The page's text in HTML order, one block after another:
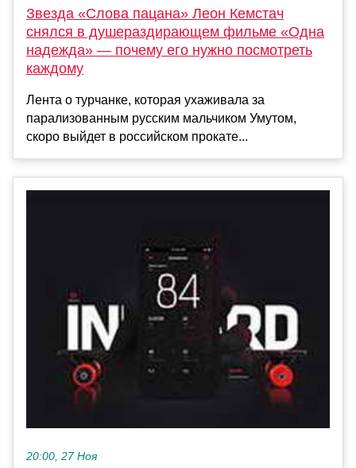
Звезда «Слова пацана» Леон Кемстач
снялся в душераздирающем фильме «Одна
надежда» — почему его нужно посмотреть
каждому
Лента о турчанке, которая ухаживала за
парализованным русским мальчиком Умутом,
скоро выйдет в российском прокате...
20:00, 27 Ноя